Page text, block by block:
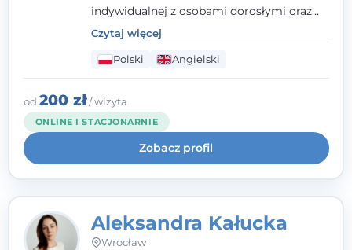
indywidualnej z osobami dorosłymi oraz
parami. Specjalizuję się w obszarze zdrowia
seksualnego, żałoby, kryzysów życiowych i
wypalenia zawodowego. Pracuję w języku
polskim i angielskim, w podejściu
humanistycznym, opartym na
partnerstwie i podmiotowości klienta.
Czytaj więcej
Polski Angielski
od 200 zł/ wizyta
ONLINE I STACJONARNIE
Zobacz profil
Aleksandra Kałucka
Wrocław